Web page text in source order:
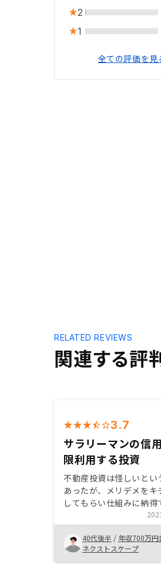
2
1
全ての評価を見
関連する評
RELATED REVIEWS
3.7
サラリーマンの信
限利用する投資
不動産投資は怪しいとい
あったが、メリデメをキ
してもらい仕組みに納得
おおきかったです。。
場と比べて高いと思うの
イドといったプランの
約した感があります。物
せる利益をもう少し抑え
40代後半 / 年収700万円
ネクストスケープ